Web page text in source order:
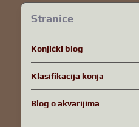
Stranice
Konjički blog
Klasifikacija konja
Blog o akvarijima